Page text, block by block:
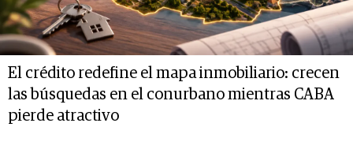
El crédito redefine el mapa inmobiliario: crecen
las búsquedas en el conurbano mientras CABA
pierde atractivo